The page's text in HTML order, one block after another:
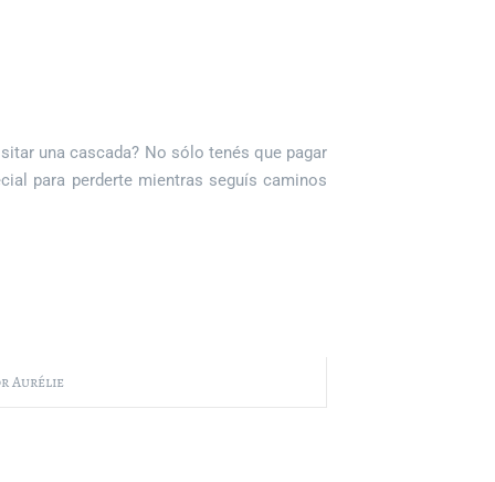
una cascada? No sólo tenés que pagar
para perderte mientras seguís caminos
Aurélie